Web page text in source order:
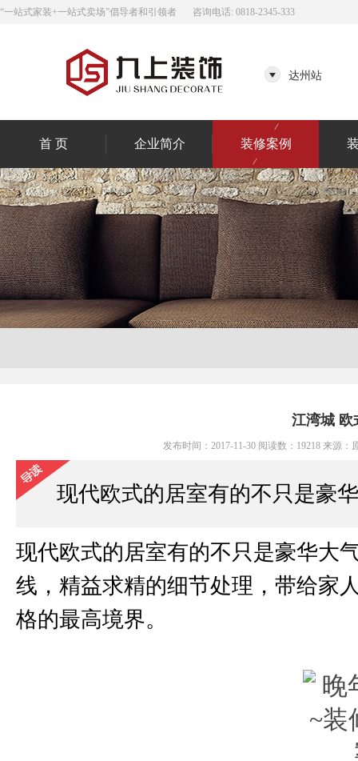
“一站式家装+一站式卖场”倡导者和引领者 咨询电话: 0818-2345-333
达州站
首 页 企业简介 装修案例
江湾城 欧
发布时间：2017-11-30 阅读数：19218 来源
现代欧式的居室有的不只是豪
现代欧式的居室有的不只是豪华大
线，精益求精的细节处理，带给家
格的最高境界。